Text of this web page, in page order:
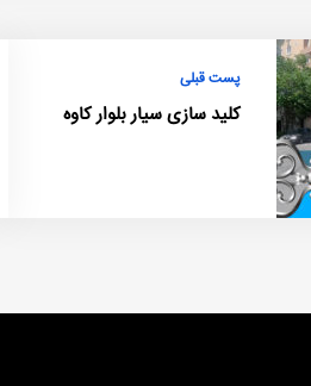
پست قبلی
کلید سازی سیار بلوار کاوه